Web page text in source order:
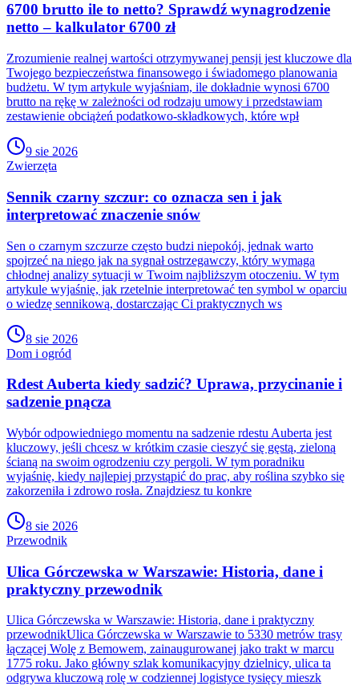
6700 brutto ile to netto? Sprawdź wynagrodzenie
netto – kalkulator 6700 zł
Zrozumienie realnej wartości otrzymywanej pensji jest kluczowe dla
Twojego bezpieczeństwa finansowego i świadomego planowania
budżetu. W tym artykule wyjaśniam, ile dokładnie wynosi 6700
brutto na rękę w zależności od rodzaju umowy i przedstawiam
zestawienie obciążeń podatkowo-składkowych, które wpł
9 sie 2026
Zwierzęta
Sennik czarny szczur: co oznacza sen i jak
interpretować znaczenie snów
Sen o czarnym szczurze często budzi niepokój, jednak warto
spojrzeć na niego jak na sygnał ostrzegawczy, który wymaga
chłodnej analizy sytuacji w Twoim najbliższym otoczeniu. W tym
artykule wyjaśnię, jak rzetelnie interpretować ten symbol w oparciu
o wiedzę sennikową, dostarczając Ci praktycznych ws
8 sie 2026
Dom i ogród
Rdest Auberta kiedy sadzić? Uprawa, przycinanie i
sadzenie pnącza
Wybór odpowiedniego momentu na sadzenie rdestu Auberta jest
kluczowy, jeśli chcesz w krótkim czasie cieszyć się gęstą, zieloną
ścianą na swoim ogrodzeniu czy pergoli. W tym poradniku
wyjaśnię, kiedy najlepiej przystąpić do prac, aby roślina szybko się
zakorzeniła i zdrowo rosła. Znajdziesz tu konkre
8 sie 2026
Przewodnik
Ulica Górczewska w Warszawie: Historia, dane i
praktyczny przewodnik
Ulica Górczewska w Warszawie: Historia, dane i praktyczny
przewodnikUlica Górczewska w Warszawie to 5330 metrów trasy
łączącej Wolę z Bemowem, zainaugurowanej jako trakt w marcu
1775 roku. Jako główny szlak komunikacyjny dzielnicy, ulica ta
odgrywa kluczową rolę w codziennej logistyce tysięcy mieszk